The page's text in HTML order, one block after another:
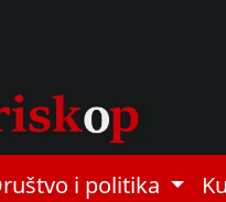
i politika